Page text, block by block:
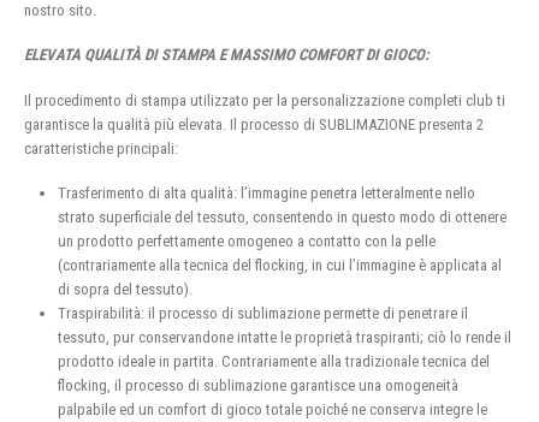
nostro sito.
ELEVATA QUALITÀ DI STAMPA E MASSIMO COMFORT DI GIOCO:
Il procedimento di stampa utilizzato per la personalizzazione completi club ti
garantisce la qualità più elevata. Il processo di SUBLIMAZIONE presenta 2
caratteristiche principali:
Trasferimento di alta qualità: l’immagine penetra letteralmente nello
strato superficiale del tessuto, consentendo in questo modo di ottenere
un prodotto perfettamente omogeneo a contatto con la pelle
(contrariamente alla tecnica del flocking, in cui l’immagine è applicata al
di sopra del tessuto).
Traspirabilità: il processo di sublimazione permette di penetrare il
tessuto, pur conservandone intatte le proprietà traspiranti; ciò lo rende il
prodotto ideale in partita. Contrariamente alla tradizionale tecnica del
flocking, il processo di sublimazione garantisce una omogeneità
palpabile ed un comfort di gioco totale poiché ne conserva integre le